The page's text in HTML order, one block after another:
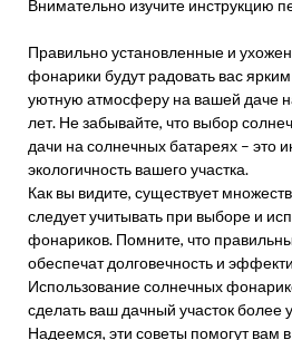
Внимательно изучите инструкцию
Правильно установленные и
фонарики будут радовать вас
уютную атмосферу на вашей даче
лет. Не забывайте, что выбор
дачи на солнечных батареях – это
экологичность вашего участка.
Как вы видите, существует
следует учитывать при выборе и
фонариков. Помните, что
обеспечат долговечность и
Использование солнечных
сделать ваш дачный участок
Надеемся, эти советы помогут вам